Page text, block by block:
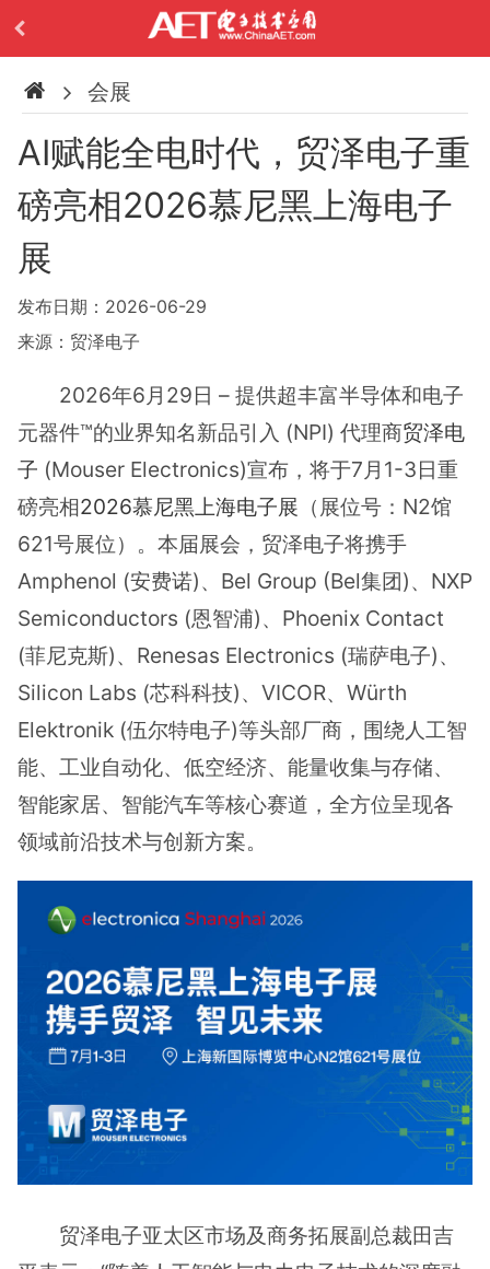
会展
AI赋能全电时代，贸泽电子重
磅亮相2026慕尼黑上海电子
展
发布日期：2026-06-29
来源：贸泽电子
2026年6月29日 – 提供超丰富半导体和电子
元器件™的业界知名新品引入 (NPI) 代理商贸泽电
子 (Mouser Electronics)宣布，将于7月1-3日重
磅亮相2026慕尼黑上海电子展 （展位号：N2馆
621号展位）。本届展会，贸泽电子将携手
Amphenol (安费诺)、Bel Group (Bel集团)、NXP
Semiconductors (恩智浦)、Phoenix Contact
(菲尼克斯)、Renesas Electronics (瑞萨电子)、
Silicon Labs (芯科科技)、VICOR、Würth
Elektronik (伍尔特电子)等头部厂商，围绕人工智
能、工业自动化、低空经济、能量收集与存储、
智能家居、智能汽车等核心赛道，全方位呈现各
领域前沿技术与创新方案。
贸泽电子亚太区市场及商务拓展副总裁田吉